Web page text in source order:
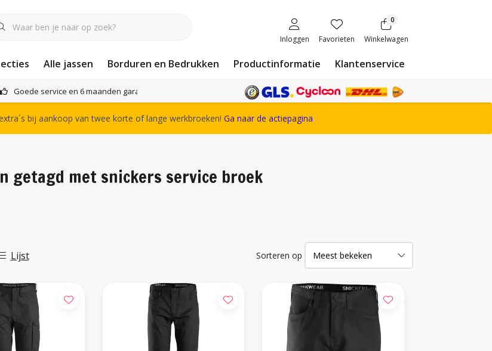
Inloggen Favorieten
0
Winkelwagen
Alle jassen Borduren en Bedrukken Productinformatie Klantenservice
Goede service en 6 maanden garantie Het complete Snickers Workwear assortiment
bij aankoop van twee korte of lange werkbroeken! Ga naar de actiepagina
getagd met snickers service broek
Lijst Sorteren op